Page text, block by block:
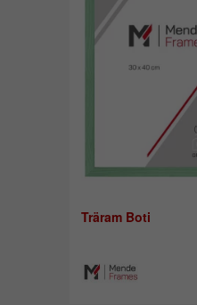
Träram Boti